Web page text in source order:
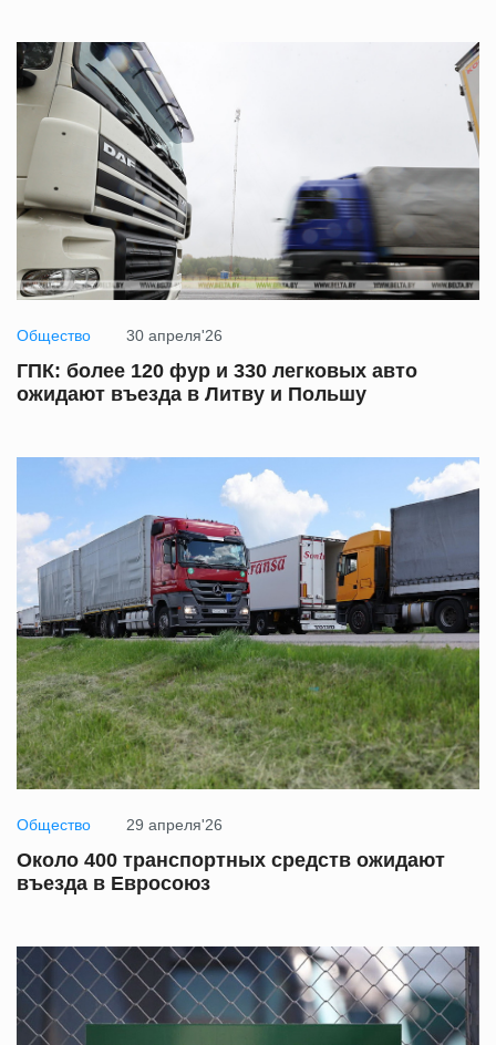
Общество 30 апреля'26
ГПК: более 120 фур и 330 легковых авто
ожидают въезда в Литву и Польшу
Общество 29 апреля'26
Около 400 транспортных средств ожидают
въезда в Евросоюз